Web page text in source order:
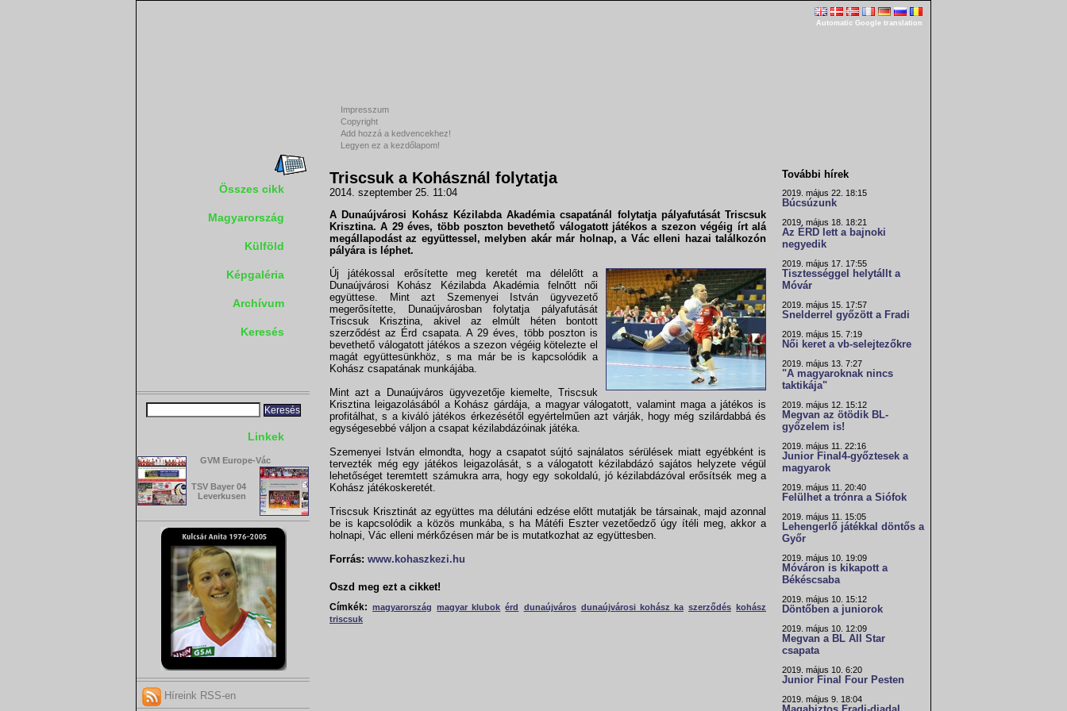
Összes cikk
Magyarország
Külföld
Képgaléria
Archívum
Keresés
Linkek
GVM Europe-Vác
TSV Bayer 04
Leverkusen
Híreink RSS-en
Automatic Google translation
Impresszum
Copyright
Add hozzá a kedvencekhez!
Legyen ez a kezdőlapom!
Triscsuk a Kohásznál folytatja
2014. szeptember 25. 11:04
A Dunaújvárosi Kohász Kézilabda Akadémiacsapatánál folytatja pályafutását Triscsuk
Krisztina. A 29 éves, több poszton bevethető válogatott játékos a szezon végéig írt alá
megállapodást az együttessel, melyben akár már holnap, a Vác elleni hazai találkozón
pályára is léphet.
Új játékossal erősítette meg keretét ma délelőtt a
Dunaújvárosi Kohász Kézilabda Akadémia felnőtt női
együttese. Mint azt Szemenyei István ügyvezető
megerősítette, Dunaújvárosban folytatja pályafutását
Triscsuk Krisztina, akivel az elmúlt héten bontott
szerződést az Érd csapata. A 29 éves, több poszton is
bevethető válogatott játékos a szezon végéig kötelezte el
magát együttesünkhöz, s ma már be is kapcsolódik a
Kohász csapatának munkájába.
Mint azt a Dunaújváros ügyvezetője kiemelte, Triscsuk
Krisztina leigazolásából a Kohász gárdája, a magyar válogatott, valamint maga a játékos is
profitálhat, s a kiváló játékos érkezésétől egyértelműen azt várják, hogy még szilárdabbá és
egységesebbé váljon a csapat kézilabdázóinak játéka.
Szemenyei István elmondta, hogy a csapatot sújtó sajnálatos sérülések miatt egyébként is
tervezték még egy játékos leigazolását, s a válogatott kézilabdázó sajátos helyzete végül
lehetőséget teremtett számukra arra, hogy egy sokoldalú, jó kézilabdázóval erősítsék meg a
Kohász játékoskeretét.
Triscsuk Krisztinát az együttes ma délutáni edzése előtt mutatják be társainak, majd azonnal
be is kapcsolódik a közös munkába, s ha Mátéfi Eszter vezetőedző úgy ítéli meg, akkor a
holnapi, Vác elleni mérkőzésen már be is mutatkozhat az együttesben.
Forrás: www.kohaszkezi.hu
Oszd meg ezt a cikket!
Címkék: magyarország magyar klubok érd dunaújváros dunaújvárosi kohász ka szerződés kohász
triscsuk
További hírek
2019. május 22. 18:15
Búcsúzunk
2019. május 18. 18:21
Az ÉRD lett a bajnoki
negyedik
2019. május 17. 17:55
Tisztességgel helytállt a
Móvár
2019. május 15. 17:57
Snelderrel győzött a Fradi
2019. május 15. 7:19
Női keret a vb-selejtezőkre
2019. május 13. 7:27
"A magyaroknak nincs
taktikája"
2019. május 12. 15:12
Megvan az ötödik BL-
győzelem is!
2019. május 11. 22:16
Junior Final4-győztesek a
magyarok
2019. május 11. 20:40
Felülhet a trónra a Siófok
2019. május 11. 15:05
Lehengerlő játékkal döntős a
Győr
2019. május 10. 19:09
Móváron is kikapott a
Békéscsaba
2019. május 10. 15:12
Döntőben a juniorok
2019. május 10. 12:09
Megvan a BL All Star
csapata
2019. május 10. 6:20
Junior Final Four Pesten
2019. május 9. 18:04